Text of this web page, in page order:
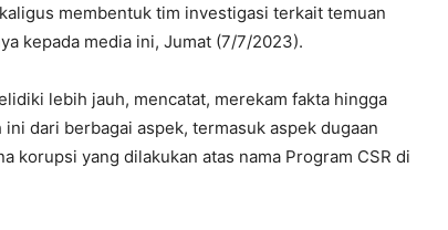
membentuk tim investigasi terkait temuan
kepada media ini, Jumat (7/7/2023).
lebih jauh, mencatat, merekam fakta hingga
dari berbagai aspek, termasuk aspek dugaan
korupsi yang dilakukan atas nama Program CSR di